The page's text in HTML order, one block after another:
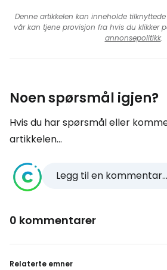
Denne artikkelen kan inneholde
vår kan tjene provisjon fra hvis du klikker
annonsepolitikk.
Noen spørsmål igjen?
Hvis du har spørsmål eller
artikkelen...
Legg til en kommentar...
0 kommentarer
Relaterte emner